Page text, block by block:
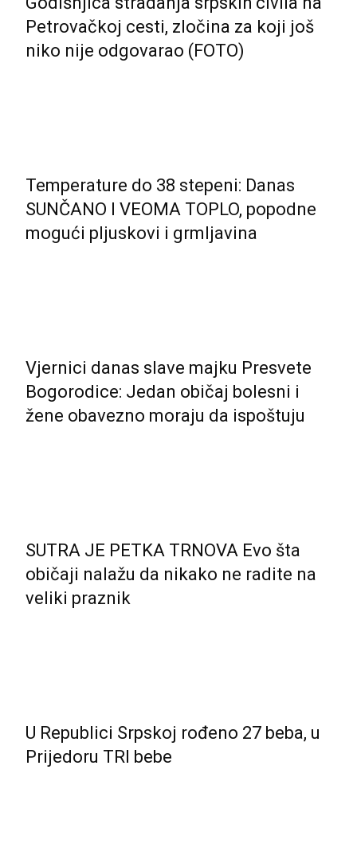
Petrovačkoj cesti, zločina za koji još
niko nije odgovarao (FOTO)
Temperature do 38 stepeni: Danas
SUNČANO I VEOMA TOPLO, popodne
mogući pljuskovi i grmljavina
Vjernici danas slave majku Presvete
Bogorodice: Jedan običaj bolesni i
žene obavezno moraju da ispoštuju
SUTRA JE PETKA TRNOVA Evo šta
običaji nalažu da nikako ne radite na
veliki praznik
U Republici Srpskoj rođeno 27 beba, u
Prijedoru TRI bebe